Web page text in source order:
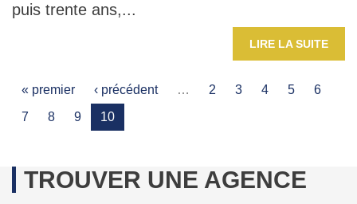
puis trente ans,...
LIRE LA SUITE
« premier ‹ précédent … 2 3 4 5
6
7
8 9 10
TROUVER UNE AGENCE